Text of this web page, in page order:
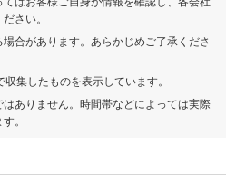
さい。
合があります。あらかじめご了承くださ
集したものを表示しています。
ありません。時間帯などによっては実際
。